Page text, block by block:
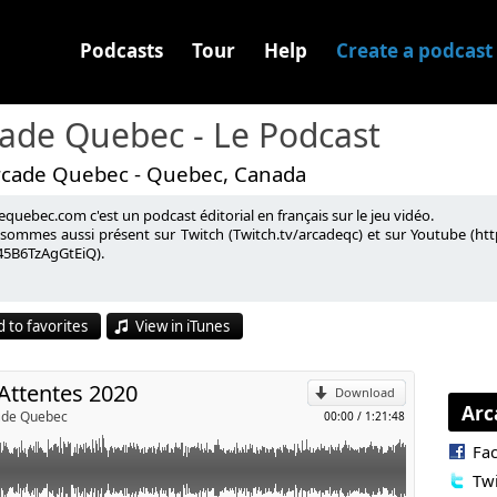
Podcasts Tour Help Create a podcast
Quebec - Le Podcast
Quebec - Quebec, Canada
c'est un podcast éditorial en français sur le jeu vidéo.
aussi présent sur Twitch (Twitch.tv/arcadeqc) et sur Youtube
to favorites View in iTunes
Download
00:00 / 1:21:48
2020
Quebec
pour 2020.
status/1217861009446182912
:https://twitter.com/bioware/status/1217144472108036096?